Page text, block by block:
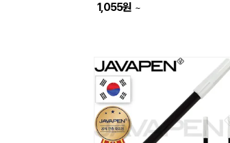
1,055원 ~